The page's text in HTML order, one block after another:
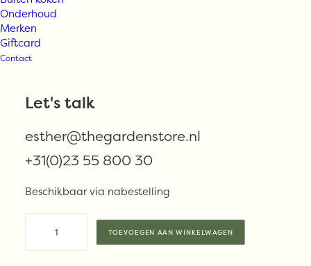
Onderhoud
Merken
Giftcard
Contact
Let's talk
esther@thegardenstore.nl
+31(0)23 55 800 30
Serax lounge
chair August
€439,00
Beschikbaar via nabestelling
lounge
TOEVOEGEN AAN WINKELWAGEN